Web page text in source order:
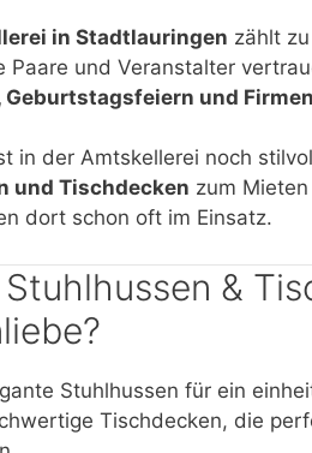
in Stadtlauringen zählt
Paare und Veranstalter
Geburtstagsfeiern und
in der Amtskellerei noch
und Tischdecken zum
dort schon oft im Einsatz.
&
Stuhlhussen für ein
Tischdecken, die